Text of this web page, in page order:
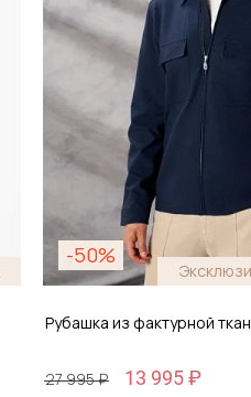
Добавить в
-50%
Рубашка из фактурной
27 995 ₽ 13 995 ₽